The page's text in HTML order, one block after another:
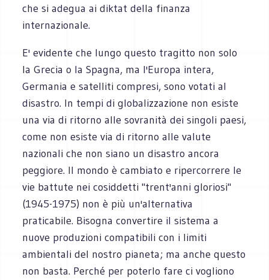
che si adegua ai diktat della finanza
internazionale.
E' evidente che lungo questo tragitto non solo
la Grecia o la Spagna, ma l'Europa intera,
Germania e satelliti compresi, sono votati al
disastro. In tempi di globalizzazione non esiste
una via di ritorno alle sovranità dei singoli paesi,
come non esiste via di ritorno alle valute
nazionali che non siano un disastro ancora
peggiore. Il mondo è cambiato e ripercorrere le
vie battute nei cosiddetti "trent'anni gloriosi"
(1945-1975) non è più un'alternativa
praticabile. Bisogna convertire il sistema a
nuove produzioni compatibili con i limiti
ambientali del nostro pianeta; ma anche questo
non basta. Perché per poterlo fare ci vogliono